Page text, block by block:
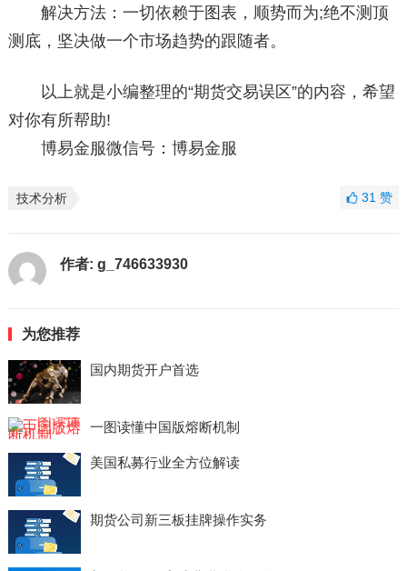
解决方法：一切依赖于图表，顺势而为;绝不测顶
测底，坚决做一个市场趋势的跟随者。
以上就是小编整理的“期货交易误区”的内容，希望
对你有所帮助!
博易金服微信号：博易金服
技术分析 31赞
作者: g_746633930
为您推荐
国内期货开户首选
一图读懂中国版熔断机制
美国私募行业全方位解读
期货公司新三板挂牌操作实务